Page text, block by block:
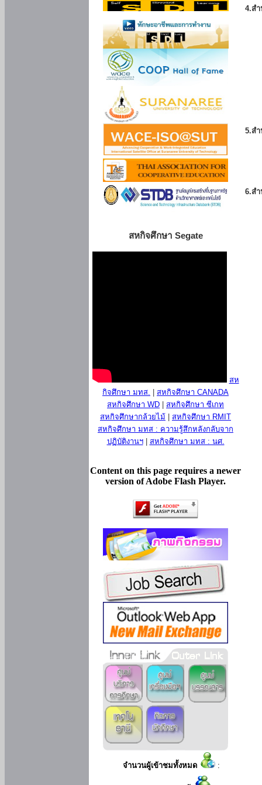
สหกิจศึกษา Segate
สห
กิจศึกษา มทส.
สหกิจศึกษา CANADA
สหกิจศึกษา WD
สหกิจศึกษา ซีเกท
สหกิจศึกษากล้วยไม้
สหกิจศึกษา RMIT
สหกิจศึกษา มทส : ความรู้สึกหลังกลับจาก
ปฏิบัติงานฯ| สหกิจศึกษา มทส : นศ.
Content on this page requires a newer
version of Adobe Flash Player.
จำนวนผู้เข้าชมทั้งหมด :
4.ส
5.ส
6.ส